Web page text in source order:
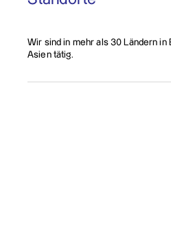
Wir sind in mehr als 30 Ländern in
Asien tätig.